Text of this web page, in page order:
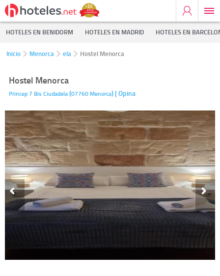
HOTELES EN BENIDORM HOTELES EN MADRID HOTELES EN
Inicio Menorca ela Hostel Menorca
Hostel Menorca
Princep 7 Bis Ciudadela(07760 Menorca) | Opina